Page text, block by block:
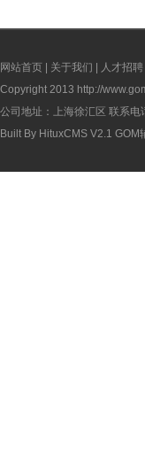
网站首页 关于我们 人才招聘
Copyright 2013 http://
公司地址：上海徐汇区 联系
Built By HituxCMS V2.1 GOM